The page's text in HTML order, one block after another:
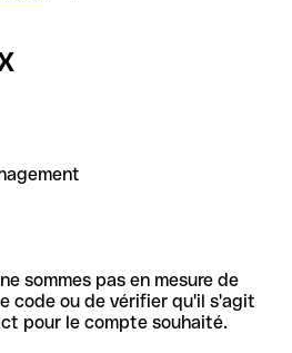
sommes pas en mesure de
code ou de vérifier qu'il s'agit
pour le compte souhaité.